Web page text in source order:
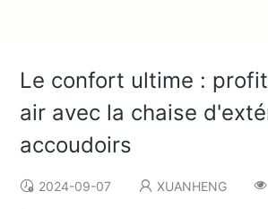
Le confort ultime :
air avec la chaise
accoudoirs
2024-09-07 XUANHENG